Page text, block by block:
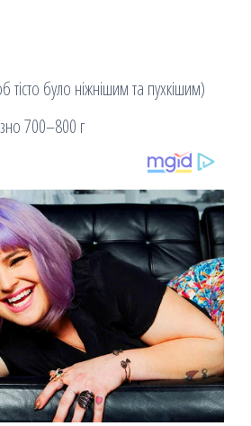
було ніжнішим та пухкішим)
700–800 г